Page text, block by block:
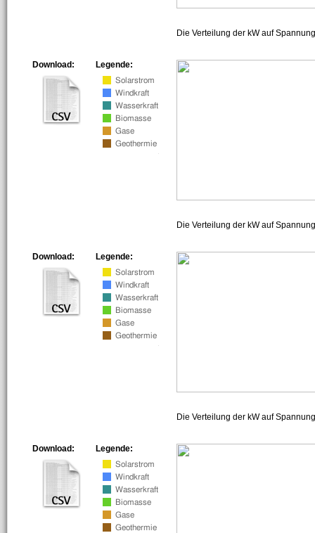
Die Verteilung der kW auf
Legende:
Download:
Die Verteilung der kW auf
Legende:
Download:
Die Verteilung der kW auf
Legende:
Download: